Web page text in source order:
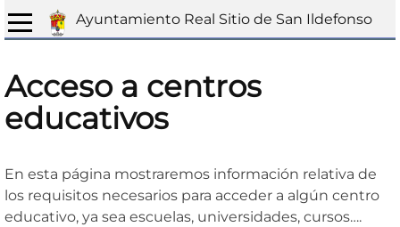
Ayuntamiento Real Sitio de San Ildefonso
Acceso a centros
educativos
En esta página mostraremos información relativa de
los requisitos necesarios para acceder a algún centro
educativo, ya sea escuelas, universidades, cursos….